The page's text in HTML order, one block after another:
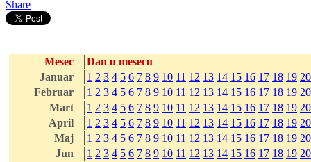
Share
Mesec
Dan u mesecu
Januar
1 2 3 4 5 6 7 8 9 10 11 12 13 14 15 16 17 18 19 20
Februar
1 2 3 4 5 6 7 8 9 10 11 12 13 14 15 16 17 18 19 20
Mart
1 2 3 4 5 6 7 8 9 10 11 12 13 14 15 16 17 18 19 20
April
1 2 3 4 5 6 7 8 9 10 11 12 13 14 15 16 17 18 19 20
Maj
1 2 3 4 5 6 7 8 9 10 11 12 13 14 15 16 17 18 19 20
Jun
1 2 3 4 5 6 7 8 9 10 11 12 13 14 15 16 17 18 19 20